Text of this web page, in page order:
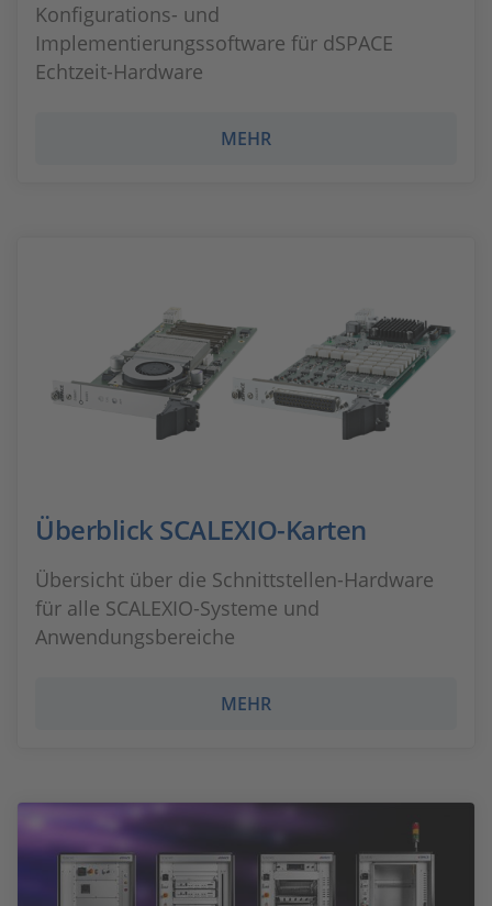
Konfigurations- und
Implementierungssoftware für dSPACE
Echtzeit-Hardware
MEHR
Überblick SCALEXIO-Karten
Übersicht über die Schnittstellen-Hardware
für alle SCALEXIO-Systeme und
Anwendungsbereiche
MEHR